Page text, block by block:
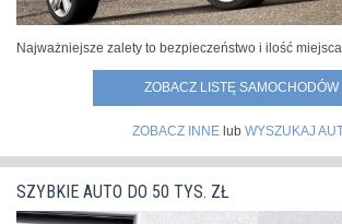
Najważniejsze zalety to bezpieczeństwo i ilość miejsca
ZOBACZ LISTĘ SAMOCHODÓW
ZOBACZ INNElub WYSZUKAJ
SZYBKIE AUTO DO 50 TYS. ZŁ